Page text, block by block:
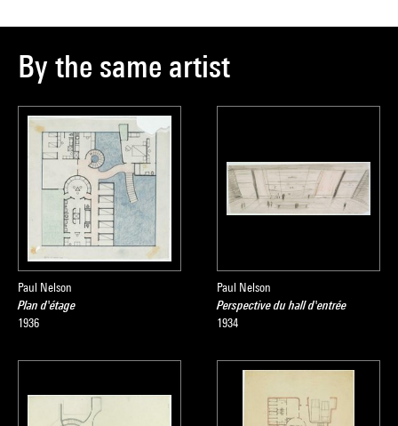
By the same artist
Paul Nelson
Plan d'étage
1936
Paul Nelson
Perspective du hall d'entrée
1934